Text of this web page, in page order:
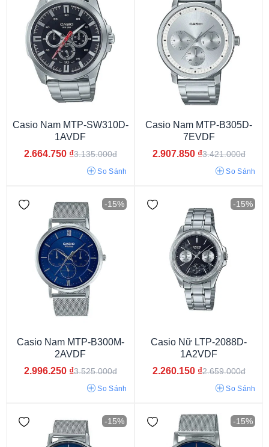
14.1mm 14.2mm 13.3mm
Mặt xanh dương Mặt màu xanh
Mặt màu trắng
Mặt màu nâu
Mặt xanh lục
Mặt màu xám
Mặt xanh đen
Mặt xanh da trời
Mặt phối màu
60 tiếng 45 tiếng
Casio Nam MTP-SW310D-
1AVDF
2.664.750 ₫3.135.000đ
So Sánh
Casio Nam MTP-B305D-
7EVDF
2.907.850 ₫3.421.000đ
So Sánh
-15%
Casio Nam MTP-B300M-
2AVDF
2.996.250 ₫3.525.000đ
So Sánh
-15%
Casio Nữ LTP-2088D-
1A2VDF
2.260.150 ₫2.659.000đ
So Sánh
-15% -15%